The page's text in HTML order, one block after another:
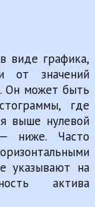
виде графика,
от значений
Он может быть
где
выше нулевой
ниже. Часто
указывают на
актива